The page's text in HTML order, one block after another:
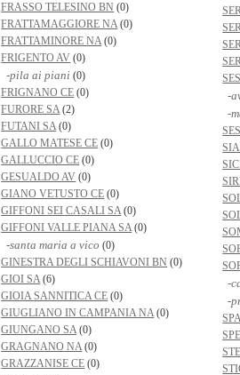
FRASSO TELESINO BN (0)
FRATTAMAGGIORE NA(0)
FRATTAMINORE NA(0)
FRIGENTO AV (0)
-pila ai piani (0)
FRIGNANO CE (0)
FURORE SA(2)
FUTANI SA(0)
GALLO MATESE CE (0)
GALLUCCIO CE (0)
GESUALDO AV (0)
GIANO VETUSTO CE (0)
GIFFONI SEI CASALI SA(0)
GIFFONI VALLE PIANA SA(0)
-santa maria a vico (0)
GINESTRA DEGLI SCHIAVONI BN (0)
GIOI SA(6)
GIOIA SANNITICA CE (0)
GIUGLIANO IN CAMPANIA NA(0)
GIUNGANO SA(0)
GRAGNANO NA(0)
GRAZZANISE CE (0)
-
-
-
-